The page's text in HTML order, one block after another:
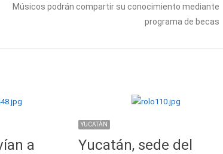
Next
Músicos podrán compartir su conocimiento mediante
programa de becas
a
YUCATÁN
Yucatán, sede del